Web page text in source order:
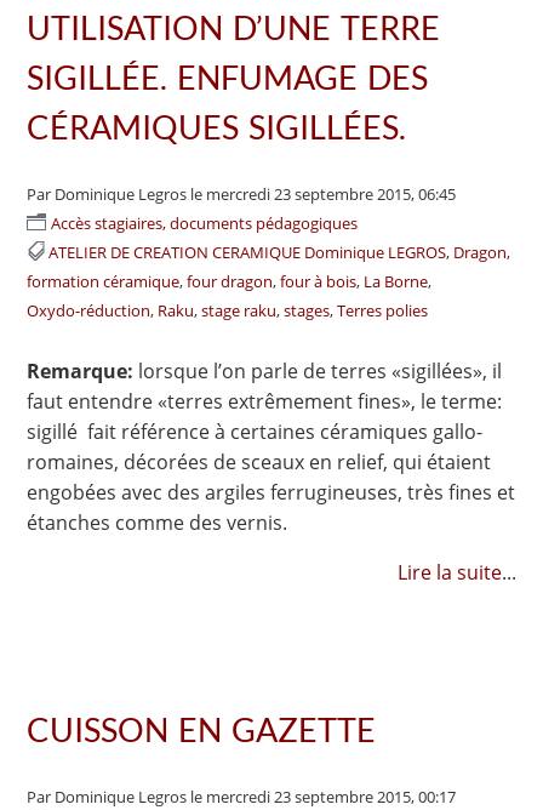
UTILISATION D’UNE TERRE
SIGILLÉE. ENFUMAGE DES
CÉRAMIQUES SIGILLÉES.
Par Dominique Legros le mercredi 23 septembre 2015, 06:45
Accès stagiaires, documents pédagogiques
ATELIER DE CREATION CERAMIQUE Dominique LEGROS Dragon
formation céramique four dragon four à bois La Borne
Oxydo-réduction Raku stage raku stages Terres polies
Remarque: lorsque l’on parle de terres «sigillées», il
faut entendre «terres extrêmement fines», le terme:
sigillé fait référence à certaines céramiques gallo-
romaines, décorées de sceaux en relief, qui étaient
engobées avec des argiles ferrugineuses, très fines et
étanches comme des vernis.
Lire la suite...
CUISSON EN GAZETTE
Par Dominique Legros le mercredi 23 septembre 2015, 00:17